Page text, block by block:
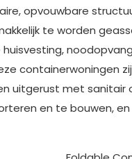
opvouwbare
te worden
containerwoningen
uitgerust met
en te bouwen,